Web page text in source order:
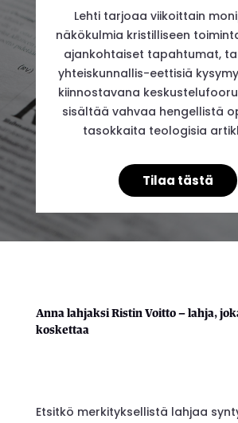
Lehti tarjoaa viikoittain
näkökulmia kristilliseen
ajankohtaiset tapahtumat,
yhteiskunnallis-eettisiä
kiinnostavana
sisältää vahvaa hengellistä
tasokkaita teologisia
Tilaa tästä
Anna lahjaksi Ristin Voitto – lahja,
koskettaa
Etsitkö merkityksellistä lahjaa